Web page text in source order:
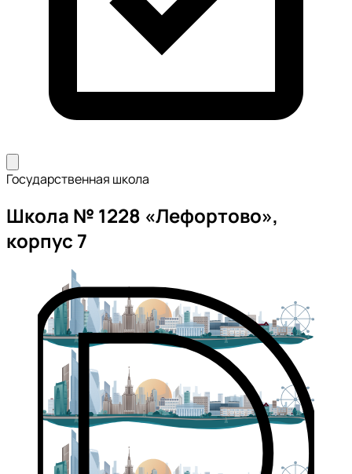
Государственная школа
Школа № 1228 «Лефортово»,
корпус 7